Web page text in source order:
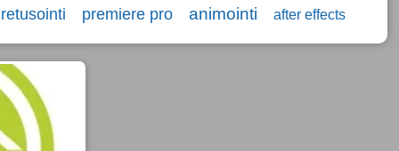
retusointi premiere pro animointi after effects